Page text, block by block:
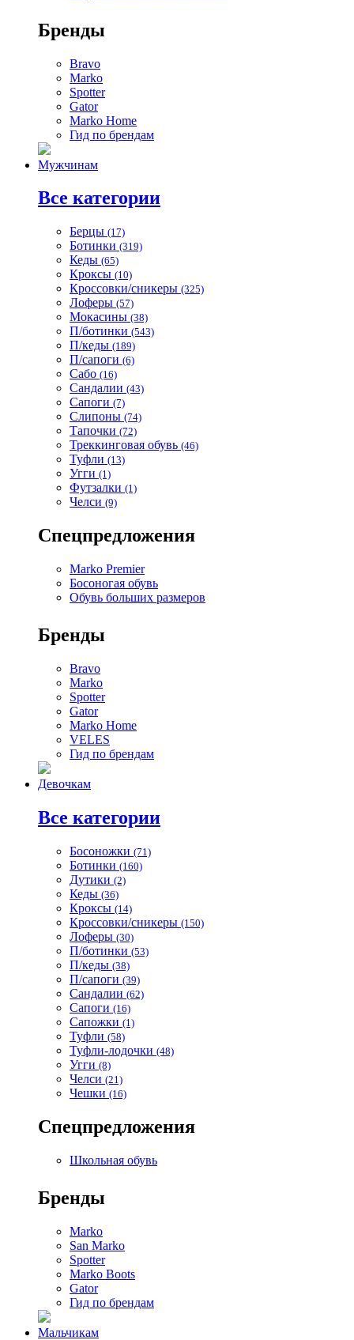
Бренды
Bravo
Marko
Spotter
Gator
Marko Home
Гид по брендам
Мужчинам
Все категории
Берцы (17)
Ботинки (319)
Кеды (65)
Кроксы (10)
Кроссовки/сникеры (325)
Лоферы (57)
Мокасины (38)
П/ботинки (543)
П/кеды (189)
П/сапоги (6)
Сабо (16)
Сандалии (43)
Сапоги (7)
Слипоны (74)
Тапочки (72)
Треккинговая обувь (46)
Туфли (13)
Угги (1)
Футзалки (1)
Челси (9)
Спецпредложения
Marko Premier
Босоногая обувь
Обувь больших размеров
Бренды
Bravo
Marko
Spotter
Gator
Marko Home
VELES
Гид по брендам
Девочкам
Все категории
Босоножки (71)
Ботинки (160)
Дутики (2)
Кеды (36)
Кроксы (14)
Кроссовки/сникеры (150)
Лоферы (30)
П/ботинки (53)
П/кеды (38)
П/сапоги (39)
Сандалии (62)
Сапоги (16)
Сапожки (1)
Туфли (58)
Туфли-лодочки (48)
Угги (8)
Челси (21)
Чешки (16)
Спецпредложения
Школьная обувь
Бренды
Marko
San Marko
Spotter
Marko Boots
Gator
Гид по брендам
Мальчикам